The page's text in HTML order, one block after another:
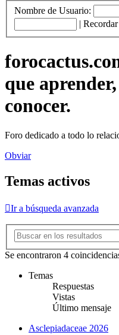
Nombre de Usuario:
| Recordar
que
conocer.
Foro dedicado a todo lo
Obviar
Temas activos
Ir a búsqueda avanzada
Se encontraron 4
Temas
Respuestas
Vistas
Último mensaje
Asclepiadaceae 2026